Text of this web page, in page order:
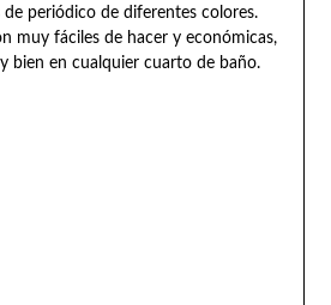
periódico de diferentes colores.
muy fáciles de hacer y económicas,
bien en cualquier cuarto de baño.